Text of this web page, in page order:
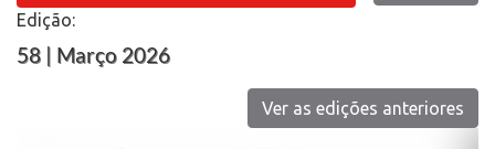
Edição:
58 | Março 2026
Ver as edições anteriores